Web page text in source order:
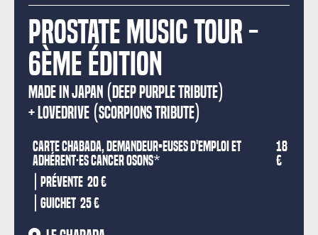
Prostate Music Tour -
6ème édition
MADE IN JAPAN (DEEP PURPLE TRIBUTE)
LOVEDRIVE (SCORPIONS TRIBUTE)
Carte Chabada, demandeur•euses d'emploi et
adhérent·es Cancer Osons*
18
€
Prévente 20 €
Guichet 25 €